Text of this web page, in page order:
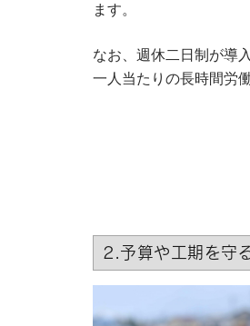
ます。
なお、週休二日制が導
一人当たりの長時間労
2.予算や工期を守